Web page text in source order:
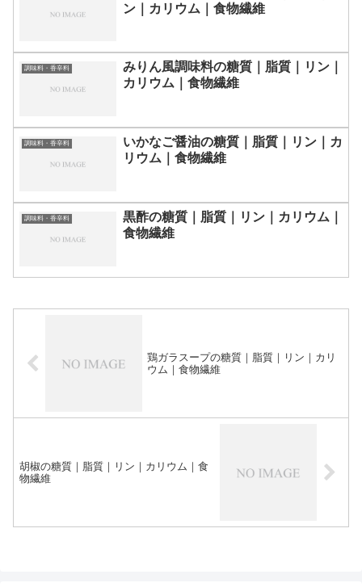
ン｜カリウム｜食物繊維
調味料・香辛料
みりん風調味料の糖質｜脂質｜リン｜
カリウム｜食物繊維
調味料・香辛料
いかなご醤油の糖質｜脂質｜リン｜カ
リウム｜食物繊維
調味料・香辛料
黒酢の糖質｜脂質｜リン｜カリウム｜
食物繊維
鶏ガラスープの糖質｜脂質｜リン｜カリ
ウム｜食物繊維
胡椒の糖質｜脂質｜リン｜カリウム｜食
物繊維